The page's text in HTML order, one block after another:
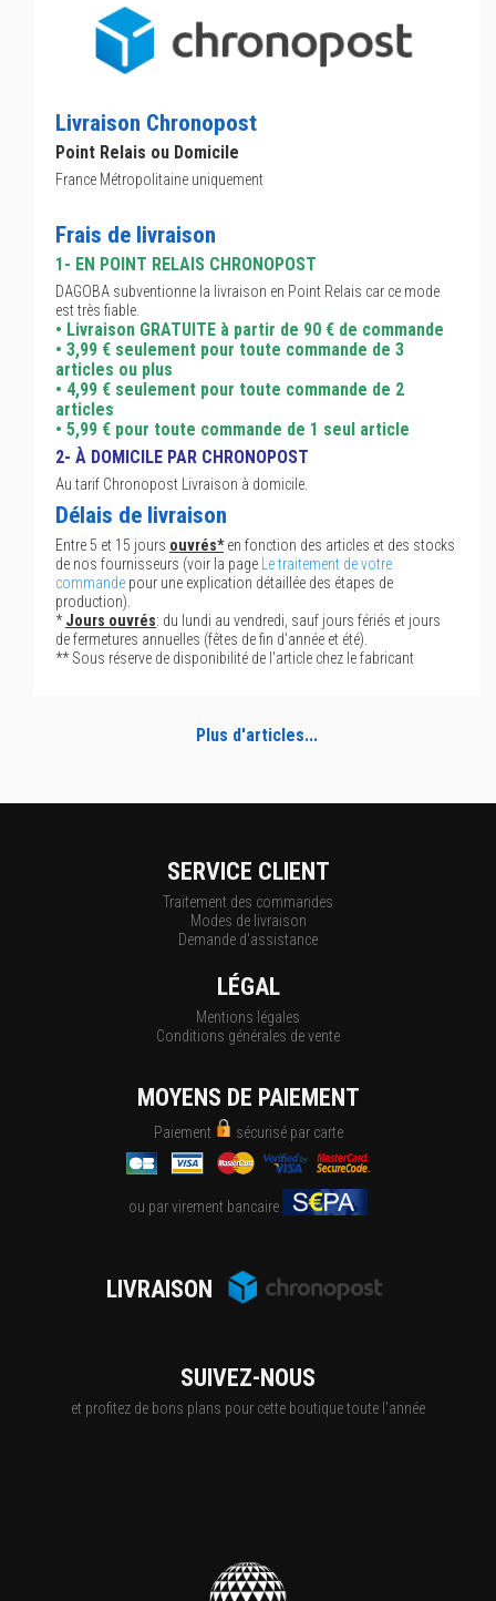
Livraison Chronopost
Point Relais ou Domicile
France Métropolitaine uniquement
Frais de livraison
1- EN POINT RELAIS CHRONOPOST
DAGOBA subventionne la livraison en Point Relais car ce mode
est très fiable.
• Livraison GRATUITE à partir de 90 € de commande
• 3,99 € seulement pour toute commande de 3
articles ou plus
• 4,99 € seulement pour toute commande de 2
articles
• 5,99 € pour toute commande de 1 seul article
2- À DOMICILE PAR CHRONOPOST
Au tarif Chronopost Livraison à domicile.
Délais de livraison
Entre 5 et 15 jours ouvrés*en fonction des articles et des stocks
de nos fournisseurs (voir la page
Le traitement de votre
commande pour une explication détaillée des étapes de
production).
*Jours ouvrés: du lundi au vendredi, sauf jours fériés et jours
de fermetures annuelles (fêtes de fin d'année et été).
** Sous réserve de disponibilité de l'article chez le fabricant
Plus d'articles...
SERVICE CLIENT
Traitement des commandes
Modes de livraison
Demande d'assistance
LÉGAL
Mentions légales
Conditions générales de vente
MOYENS DE PAIEMENT
Paiement sécurisé par carte
ou par virement bancaire
LIVRAISON
SUIVEZ-NOUS
et profitez de bons plans pour cette boutique toute l'année